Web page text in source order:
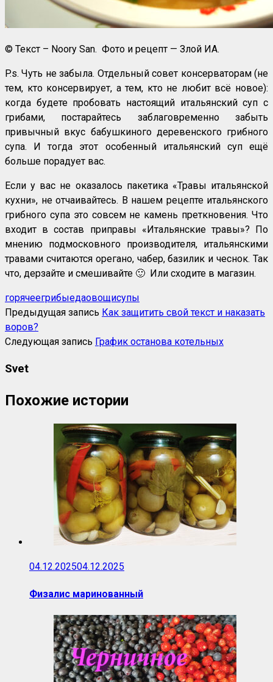
© Текст – Noory San. Фото и рецепт — Злой ИА.
P.s. Чуть не забыла. Отдельный совет консерваторам (не
тем, кто консервирует, а тем, кто не любит всё новое):
когда будете пробовать настоящий итальянский суп с
грибами, постарайтесь заблаговременно забыть
привычный вкус бабушкиного деревенского грибного
супа. И тогда этот особенный итальянский суп ещё
больше порадует вас.
Если у вас не оказалось пакетика «Травы итальянской
кухни», не отчаивайтесь. В нашем рецепте итальянского
грибного супа это совсем не камень преткновения. Что
входит в состав приправы «Итальянские травы»? По
мнению подмосковного производителя, итальянскими
травами считаются орегано, чабер, базилик и чеснок. Так
что, дерзайте и смешивайте 🙂 Или сходите в магазин.
горячеегрибыедаовощисупы
Предыдущая запись Как защитить свой текст и наказать
воров?
Следующая запись График останова котельных
Svet
Похожие истории
04.12.202504.12.2025
Физалис маринованный